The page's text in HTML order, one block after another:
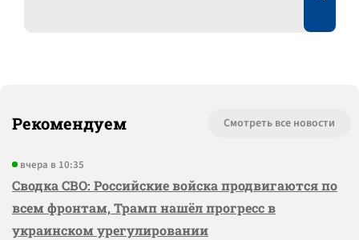
Рекомендуем Смотреть все новости
вчера в 10:35
Сводка СВО: Российские войска продвигаются по
всем фронтам, Трамп нашёл прогресс в
украинском урегулировании